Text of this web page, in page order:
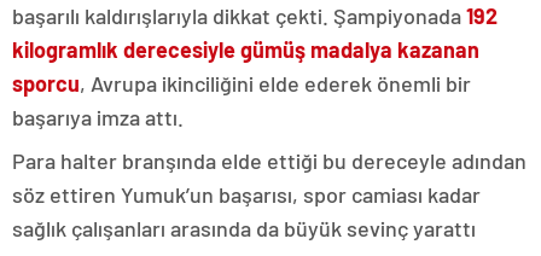
başarılı kaldırışlarıyla dikkat çekti. Şampiyonada192
kilogramlık derecesiyle gümüş madalya kazanan
sporcu, Avrupa ikinciliğini elde ederek önemli bir
başarıya imza attı.
Para halter branşında elde ettiği bu dereceyle adından
söz ettiren Yumuk’un başarısı, spor camiası kadar
sağlık çalışanları arasında da büyük sevinç yarattı